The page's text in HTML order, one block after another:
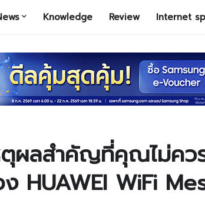
Knowledge Review Internet
ตุผลสำคัญที่คุณไม่คว
ง HUAWEI WiFi